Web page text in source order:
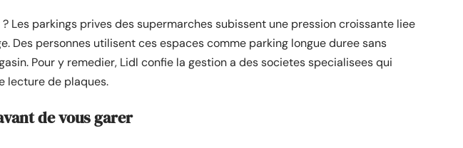
Les parkings prives des supermarches subissent une pression croissante liee
Des personnes utilisent ces espaces comme parking longue duree sans
Pour y remedier, Lidl confie la gestion a des societes specialisees qui
lecture de plaques.
de vous garer